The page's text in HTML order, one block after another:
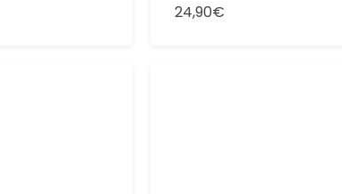
24,90€